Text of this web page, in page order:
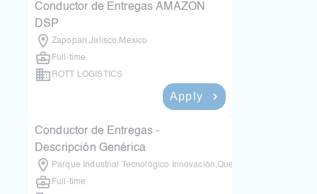
Conductor de Entregas AMAZON
DSP
Zapopan,Jalisco, Mexico
Full-time
ROTT LOGISTICS
Apply
Conductor de Entregas -
Descripción Genérica
Parque Industrial Tecnológico Innovación,Querétaro
Full-time